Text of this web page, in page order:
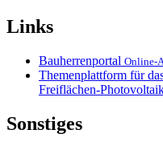
Links
Bauherrenportal Online-
Themenplattform für
Freiflächen-
Sonstiges